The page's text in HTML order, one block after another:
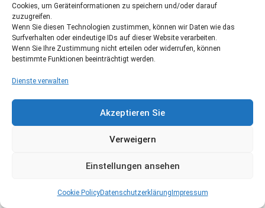
Cookies, um Geräteinformationen zu speichern und/oder darauf
zuzugreifen.
Wenn Sie diesen Technologien zustimmen, können wir Daten wie das
Surfverhalten oder eindeutige IDs auf dieser Website verarbeiten.
Wenn Sie Ihre Zustimmung nicht erteilen oder widerrufen, können
bestimmte Funktionen beeinträchtigt werden.
Dienste verwalten
Akzeptieren Sie
Verweigern
Einstellungen ansehen
Cookie PolicyDatenschutzerklärung Impressum